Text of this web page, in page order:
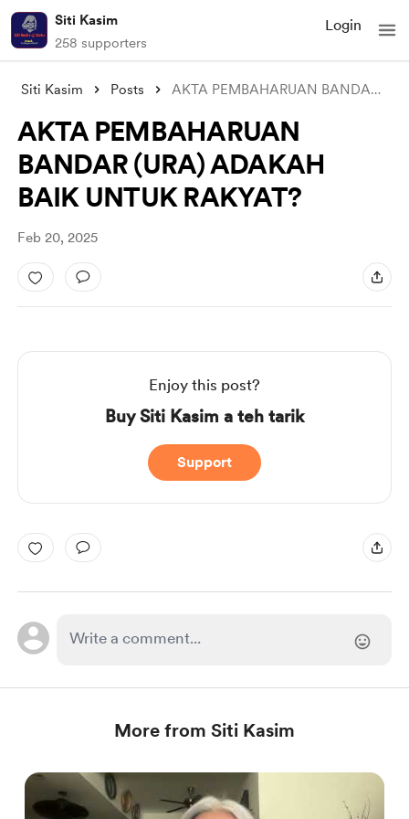
Siti Kasim
258 supporters
Login
Siti Kasim Posts AKTA PEMBAHARUAN BANDAR (URA) ADAKAH BAI
AKTA PEMBAHARUAN
BANDAR (URA) ADAKAH
BAIK UNTUK RAKYAT?
Feb 20, 2025
Enjoy this post?
Buy Siti Kasim a teh tarik
Support
More from Siti Kasim